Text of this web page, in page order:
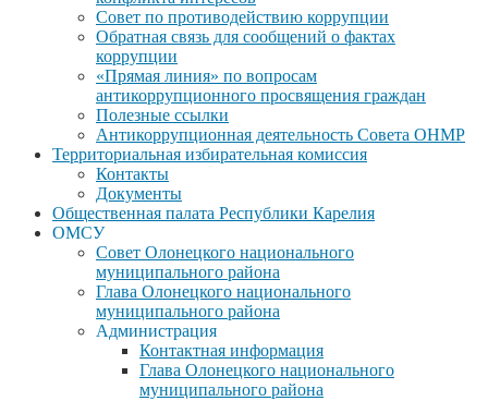
Совет по противодействию коррупции
Обратная связь для сообщений о фактах
коррупции
«Прямая линия» по вопросам
антикоррупционного просвящения граждан
Полезные ссылки
Антикоррупционная деятельность Совета ОНМР
Территориальная избирательная комиссия
Контакты
Документы
Общественная палата Республики Карелия
ОМСУ
Совет Олонецкого национального
муниципального района
Глава Олонецкого национального
муниципального района
Администрация
Контактная информация
Глава Олонецкого национального
муниципального района